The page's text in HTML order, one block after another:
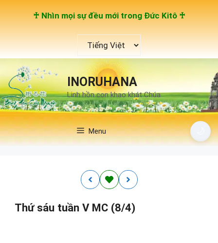
♰ Nhìn mọi sự đều mới trong Đức Kitô ♰
ngôn
ngữ
INORUHANA
Linh hồn con khao khát Chúa
Menu
Thứ sáu tuần V MC (8/4)